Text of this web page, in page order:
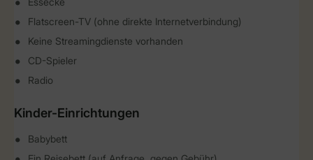
Flatscreen-TV (ohne direkte Internetverbindung)
Keine Streamingdienste vorhanden
CD-Spieler
Radio
Kinder-Einrichtungen
Babybett